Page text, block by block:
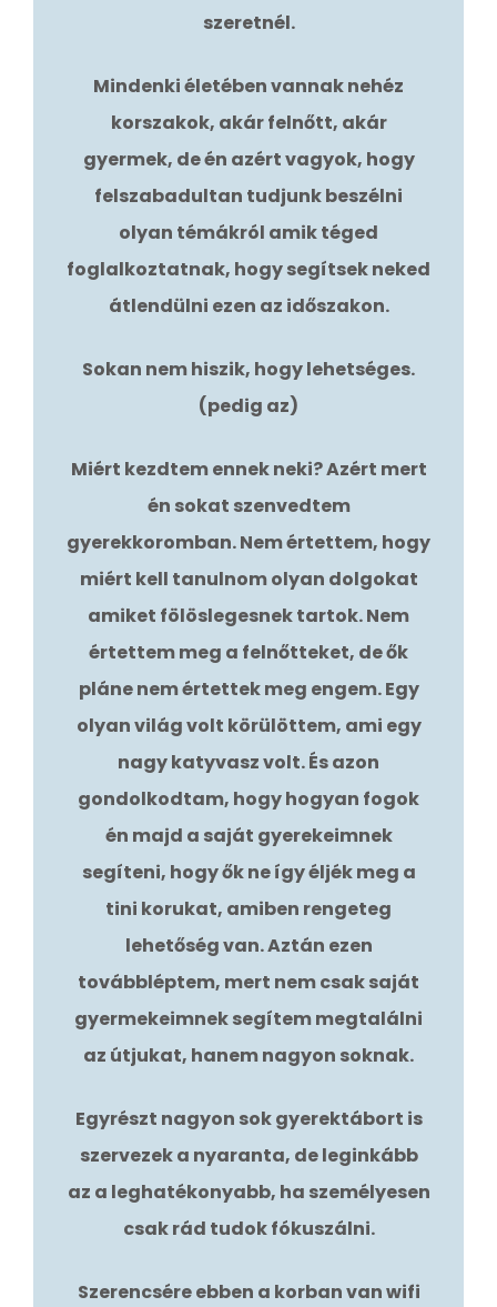
szeretnél.
Mindenki életében vannak nehéz
korszakok, akár felnőtt, akár
gyermek, de én azért vagyok, hogy
felszabadultan tudjunk beszélni
olyan témákról amik téged
foglalkoztatnak, hogy segítsek neked
átlendülni ezen az időszakon.
Sokan nem hiszik, hogy lehetséges.
(pedig az)
Miért kezdtem ennek neki? Azért mert
én sokat szenvedtem
gyerekkoromban. Nem értettem, hogy
miért kell tanulnom olyan dolgokat
amiket fölöslegesnek tartok. Nem
értettem meg a felnőtteket, de ők
pláne nem értettek meg engem. Egy
olyan világ volt körülöttem, ami egy
nagy katyvasz volt. És azon
gondolkodtam, hogy hogyan fogok
én majd a saját gyerekeimnek
segíteni, hogy ők ne így éljék meg a
tini korukat, amiben rengeteg
lehetőség van. Aztán ezen
továbbléptem, mert nem csak saját
gyermekeimnek segítem megtalálni
az útjukat, hanem nagyon soknak.
Egyrészt nagyon sok gyerektábort is
szervezek a nyaranta, de leginkább
az a leghatékonyabb, ha személyesen
csak rád tudok fókuszálni.
Szerencsére ebben a korban van wifi